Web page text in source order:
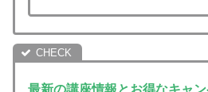
最新の講座情報とお得なキャ